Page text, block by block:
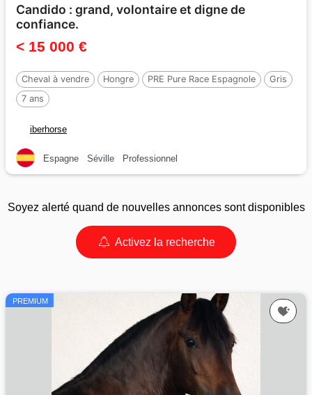
Candido : grand, volontaire et digne de
confiance.
< 15 000 €
Cheval à vendre Hongre PRE Pure Race Espagnole
Gris
7 ans
iberhorse
Espagne Séville Professionnel
Soyez alerté quand de nouvelles annonces sont disponibles
Activez la recherche
PREMIUM